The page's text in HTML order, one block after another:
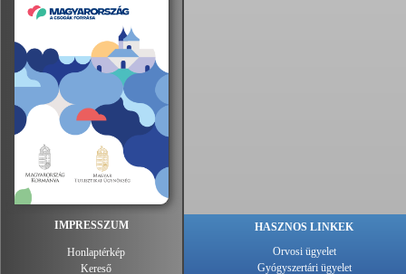
IMPRESSZUM
Honlaptérkép
Kereső
HASZNOS LINKEK
Orvosi ügyelet
Gyógyszertári ügyelet